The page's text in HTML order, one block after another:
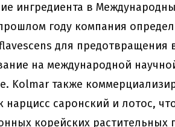
ингредиента в
году компания
для предотвращения
на международной
Kolmar также
нарцисс саронский и лотос,
корейских растительных